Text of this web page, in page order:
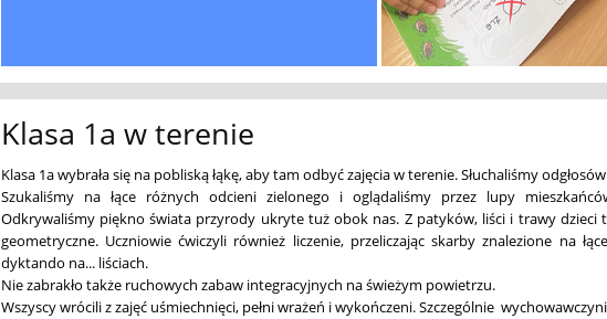
Klasa 1a w terenie
Klasa 1a wybrała się na pobliską łąkę, aby tam odbyć zajęcia w terenie. Słuchaliśmy
Szukaliśmy na łące różnych odcieni zielonego i oglądaliśmy przez lupy
Odkrywaliśmy piękno świata przyrody ukryte tuż obok nas. Z patyków, liści i trawy dzieci
geometryczne. Uczniowie ćwiczyli również liczenie, przeliczając skarby znalezione na
dyktando na... liściach.
Nie zabrakło także ruchowych zabaw integracyjnych na świeżym powietrzu.
Wszyscy wrócili z zajęć uśmiechnięci, pełni wrażeń i wykończeni. Szczególnie